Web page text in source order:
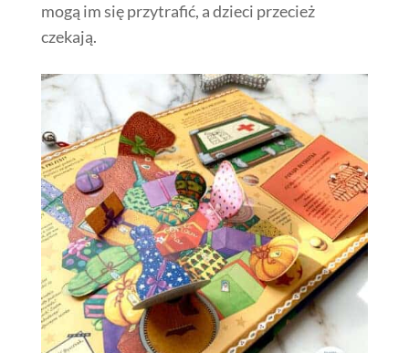
mogą im się przytrafić, a dzieci przecież
czekają.